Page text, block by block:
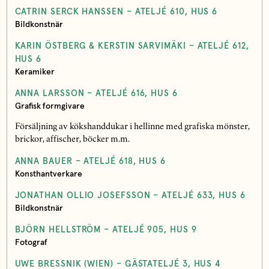
CATRIN SERCK HANSSEN – ATELJÉ 610, HUS 6
Bildkonstnär
KARIN ÖSTBERG & KERSTIN SARVIMÄKI – ATELJÉ 612,
HUS 6
Keramiker
ANNA LARSSON – ATELJÉ 616, HUS 6
Grafisk formgivare
Försäljning av kökshanddukar i hellinne med grafiska mönster,
brickor, affischer, böcker m.m.
ANNA BAUER – ATELJÉ 618, HUS 6
Konsthantverkare
JONATHAN OLLIO JOSEFSSON – ATELJÉ 633, HUS 6
Bildkonstnär
BJÖRN HELLSTRÖM – ATELJÉ 905, HUS 9
Fotograf
UWE BRESSNIK (WIEN) – GÄSTATELJÉ 3, HUS 4